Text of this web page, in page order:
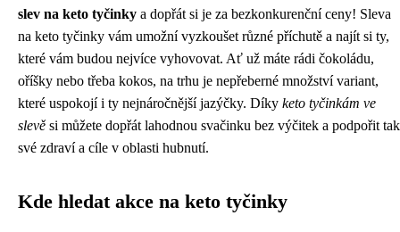
slev na keto tyčinky a dopřát si je za bezkonkurenční ceny! Sleva
na keto tyčinky vám umožní vyzkoušet různé příchutě a najít si ty,
které vám budou nejvíce vyhovovat. Ať už máte rádi čokoládu,
oříšky nebo třeba kokos, na trhu je nepřeberné množství variant,
které uspokojí i ty nejnáročnější jazýčky. Díky keto tyčinkám ve
slevě si můžete dopřát lahodnou svačinku bez výčitek a podpořit tak
své zdraví a cíle v oblasti hubnutí.
Kde hledat akce na keto tyčinky